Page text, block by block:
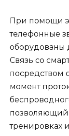
При помощи
телефонные
Связь со
посредством
момент
позволяющий
тренировках